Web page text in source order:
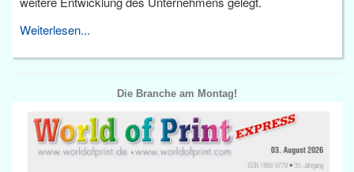
Weiterlesen...
Die Branche am Montag!